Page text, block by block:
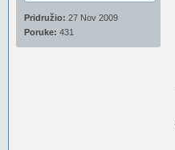
Pridružio: 27 Nov 2009
Poruke: 431